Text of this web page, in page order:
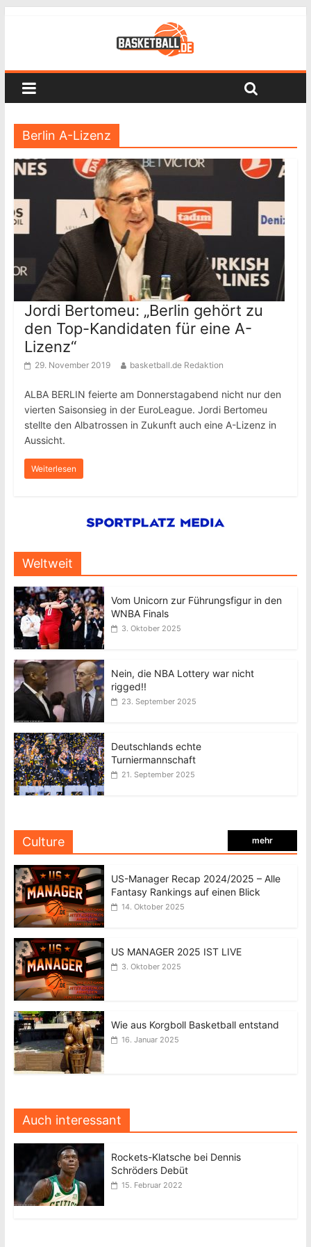
Berlin A-Lizenz
Jordi Bertomeu: „Berlin gehört zu
den Top-Kandidaten für eine A-
Lizenz“
29. November 2019 basketball.de Redaktion
ALBA BERLIN feierte am Donnerstagabend nicht nur den
vierten Saisonsieg in der EuroLeague. Jordi Bertomeu
stellte den Albatrossen in Zukunft auch eine A-Lizenz in
Aussicht.
Weiterlesen
Weltweit
Vom Unicorn zur Führungsfigur in den
WNBA Finals
3. Oktober 2025
Nein, die NBA Lottery war nicht
rigged!!
23. September 2025
Deutschlands echte
Turniermannschaft
21. September 2025
Culture mehr
US-Manager Recap 2024/2025 – Alle
Fantasy Rankings auf einen Blick
14. Oktober 2025
US MANAGER 2025 IST LIVE
3. Oktober 2025
Wie aus Korgboll Basketball entstand
16. Januar 2025
Auch interessant
Rockets-Klatsche bei Dennis
Schröders Debüt
15. Februar 2022